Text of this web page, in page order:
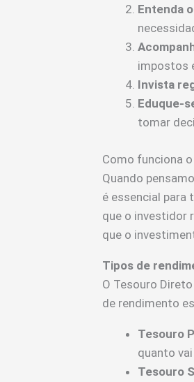
Entenda
impostos
Invista
Eduque-
tomar
Como funciona
Quando
é essencial para
que o investidor
que o
Tipos de
O Tesouro
de rendimento
Tesouro
quanto
Tesouro